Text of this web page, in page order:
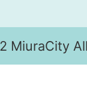
MiuraCity